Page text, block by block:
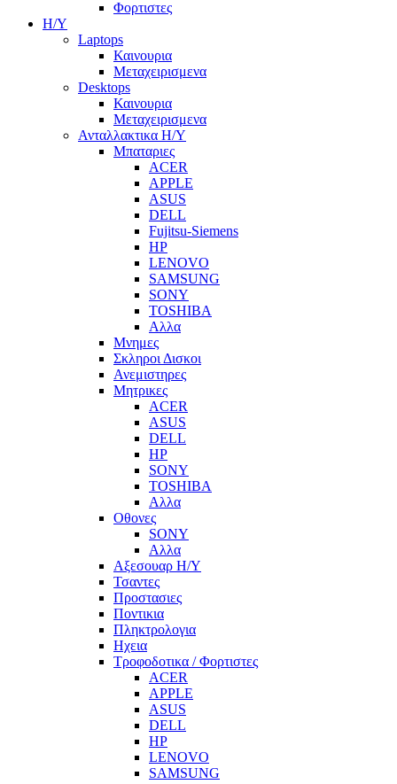
Φορτιστες
Η/Υ
Laptops
Καινουρια
Μεταχειρισμενα
Desktops
Καινουρια
Μεταχειρισμενα
Ανταλλακτικα H/Y
Μπαταριες
ACER
APPLE
ASUS
DELL
Fujitsu-Siemens
HP
LENOVO
SAMSUNG
SONY
TOSHIBA
Αλλα
Μνημες
Σκληροι Δισκοι
Ανεμιστηρες
Μητρικες
ACER
ASUS
DELL
HP
SONY
TOSHIBA
Αλλα
Οθονες
SONY
Αλλα
Αξεσουαρ Η/Υ
Τσαντες
Προστασιες
Ποντικια
Πληκτρολογια
Ηχεια
Τροφοδοτικα / Φορτιστες
ACER
APPLE
ASUS
DELL
HP
LENOVO
SAMSUNG